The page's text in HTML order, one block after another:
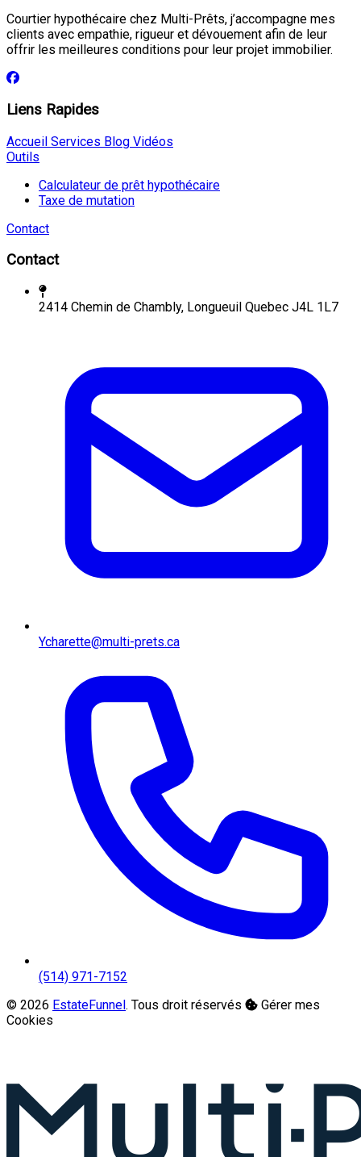
Courtier hypothécaire chez Multi-Prêts, j’accompagne mes
clients avec empathie, rigueur et dévouement afin de leur
offrir les meilleures conditions pour leur projet immobilier.
Liens Rapides
Accueil Services Blog Vidéos
Outils
Calculateur de prêt hypothécaire
Taxe de mutation
Contact
Contact
2414 Chemin de Chambly, Longueuil Quebec J4L 1L7
Ycharette@multi-prets.ca
(514) 971-7152
© 2026 EstateFunnel. Tous droit réservés
Gérer mes
Cookies